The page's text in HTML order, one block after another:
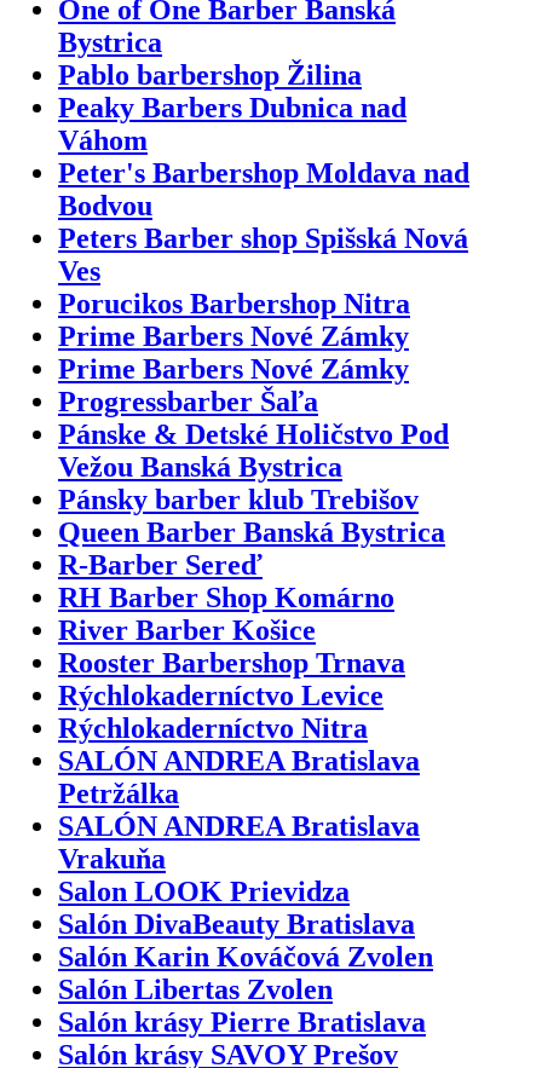
One of One Barber Banská
Bystrica
Pablo barbershop Žilina
Peaky Barbers Dubnica nad
Váhom
Peter's Barbershop Moldava nad
Bodvou
Peters Barber shop Spišská Nová
Ves
Porucikos Barbershop Nitra
Prime Barbers Nové Zámky
Prime Barbers Nové Zámky
Progressbarber Šaľa
Pánske & Detské Holičstvo Pod
Vežou Banská Bystrica
Pánsky barber klub Trebišov
Queen Barber Banská Bystrica
R-Barber Sereď
RH Barber Shop Komárno
River Barber Košice
Rooster Barbershop Trnava
Rýchlokaderníctvo Levice
Rýchlokaderníctvo Nitra
SALÓN ANDREA Bratislava
Petržálka
SALÓN ANDREA Bratislava
Vrakuňa
Salon LOOK Prievidza
Salón DivaBeauty Bratislava
Salón Karin Kováčová Zvolen
Salón Libertas Zvolen
Salón krásy Pierre Bratislava
Salón krásy SAVOY Prešov